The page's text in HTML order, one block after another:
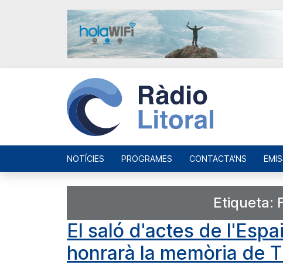
NOTÍCIES PROGRAMES CONTACTA'NS
Etiqueta:
El saló d'actes de
honrarà la memòria de